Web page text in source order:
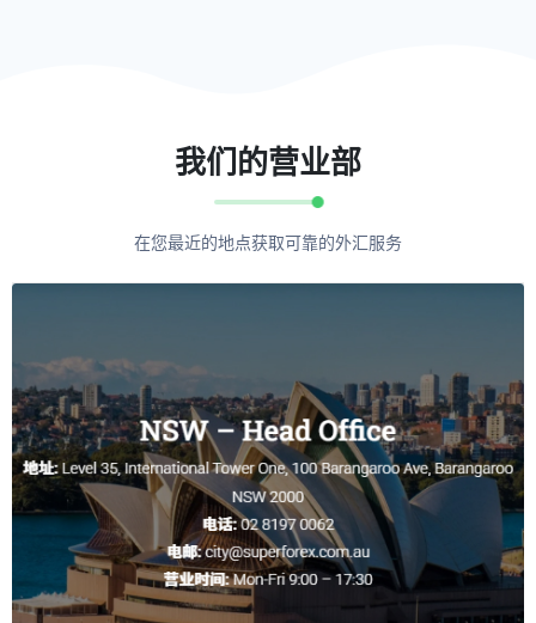
我们的营业部
在您最近的地点获取可靠的外汇服务